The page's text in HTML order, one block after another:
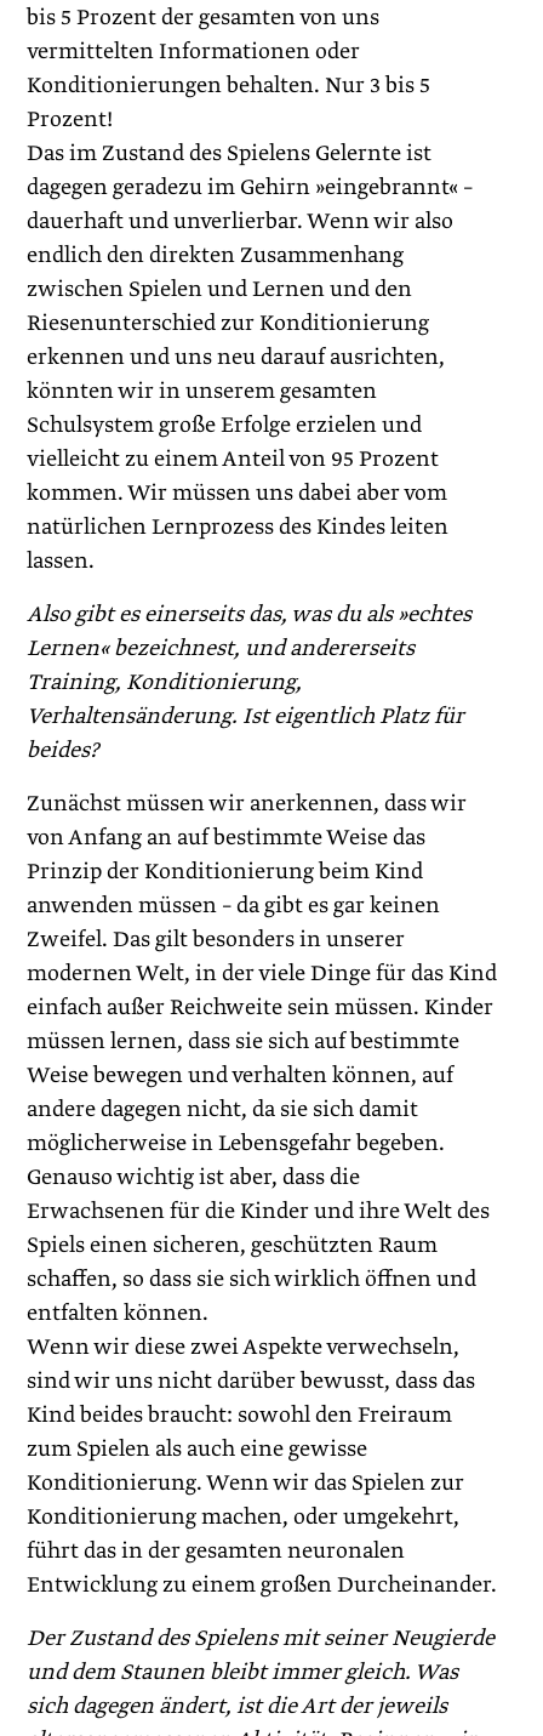
bis 5 Prozent der gesamten von uns
vermittelten Informationen oder
Konditionierungen behalten. Nur 3 bis 5
Prozent!
Das im Zustand des Spielens Gelernte ist
dagegen geradezu im Gehirn »eingebrannt« –
dauerhaft und unverlierbar. Wenn wir also
endlich den direkten Zusammenhang
zwischen Spielen und Lernen und den
Riesenunterschied zur Konditionierung
erkennen und uns neu darauf ausrichten,
könnten wir in unserem gesamten
Schulsystem große Erfolge erzielen und
vielleicht zu einem Anteil von 95 Prozent
kommen. Wir müssen uns dabei aber vom
natürlichen Lernprozess des Kindes leiten
lassen.
Also gibt es einerseits das, was du als »echtes
Lernen« bezeichnest, und andererseits
Training, Konditionierung,
Verhaltensänderung. Ist eigentlich Platz für
beides?
Zunächst müssen wir anerkennen, dass wir
von Anfang an auf bestimmte Weise das
Prinzip der Konditionierung beim Kind
anwenden müssen – da gibt es gar keinen
Zweifel. Das gilt besonders in unserer
modernen Welt, in der viele Dinge für das Kind
einfach außer Reichweite sein müssen. Kinder
müssen lernen, dass sie sich auf bestimmte
Weise bewegen und verhalten können, auf
andere dagegen nicht, da sie sich damit
möglicherweise in Lebensgefahr begeben.
Genauso wichtig ist aber, dass die
Erwachsenen für die Kinder und ihre Welt des
Spiels einen sicheren, geschützten Raum
schaffen, so dass sie sich wirklich öffnen und
entfalten können.
Wenn wir diese zwei Aspekte verwechseln,
sind wir uns nicht darüber bewusst, dass das
Kind beides braucht: sowohl den Freiraum
zum Spielen als auch eine gewisse
Konditionierung. Wenn wir das Spielen zur
Konditionierung machen, oder umgekehrt,
führt das in der gesamten neuronalen
Entwicklung zu einem großen Durcheinander.
Der Zustand des Spielens mit seiner Neugierde
und dem Staunen bleibt immer gleich. Was
sich dagegen ändert, ist die Art der jeweils